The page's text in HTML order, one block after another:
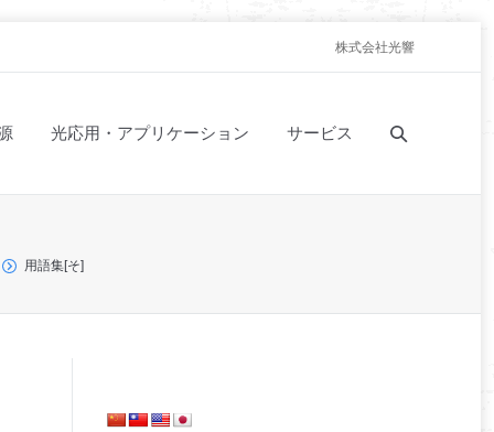
株式会社光響
光応用・アプリケーション サービス
用語集[そ]